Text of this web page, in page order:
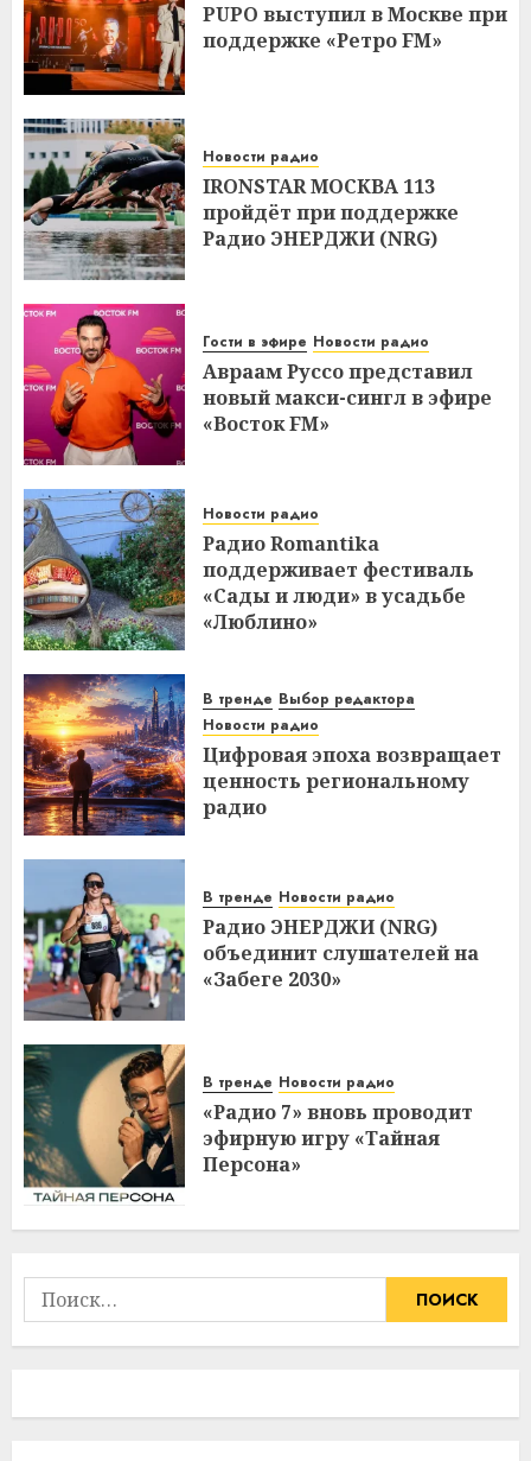
PUPO выступил в Москве при
поддержке «Ретро FM»
Новости радио
IRONSTAR МОСКВА 113
пройдёт при поддержке
Радио ЭНЕРДЖИ (NRG)
Гости в эфире Новости радио
Авраам Руссо представил
новый макси-сингл в эфире
«Восток FM»
Новости радио
Радио Romantika
поддерживает фестиваль
«Сады и люди» в усадьбе
«Люблино»
В тренде Выбор редактора
Новости радио
Цифровая эпоха возвращает
ценность региональному
радио
В тренде Новости радио
Радио ЭНЕРДЖИ (NRG)
объединит слушателей на
«Забеге 2030»
В тренде Новости радио
«Радио 7» вновь проводит
эфирную игру «Тайная
Персона»
Найти: